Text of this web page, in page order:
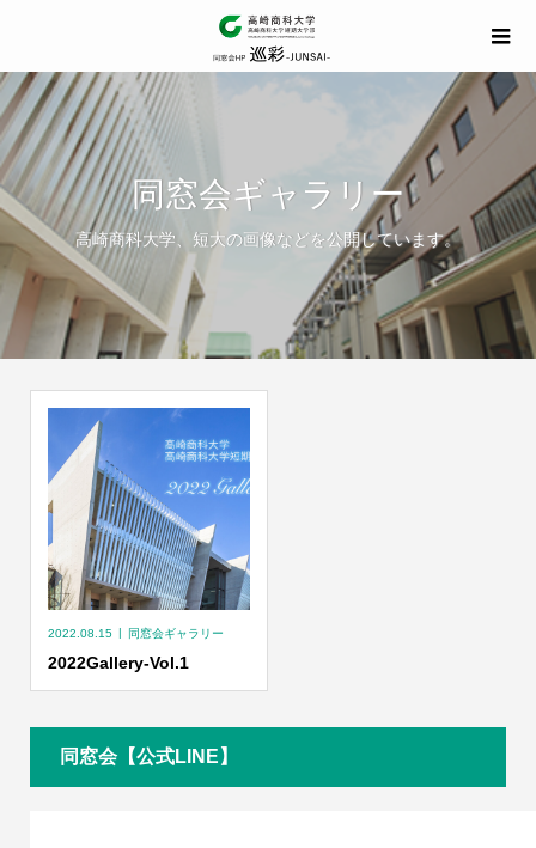
同窓会ギャラリー
高崎商科大学、短大の画像などを公開しています。
2022.08.15 同窓会ギャラリー
2022Gallery-Vol.1
同窓会【公式LINE】